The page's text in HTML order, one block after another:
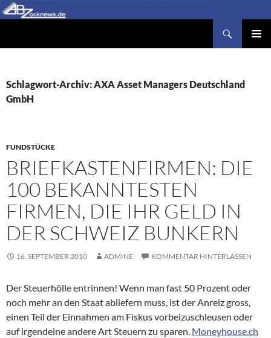
Zum
Inhalt
Schlagwort-Archiv: AXA Asset Managers Deutschland
GmbH
FUNDSTÜCKE
BRIEFKASTENFIRMEN: DIE
100 BEKANNTESTEN
FIRMEN, DIE IHR GELD IN
DER SCHWEIZ BUNKERN
16. SEPTEMBER 2010 ADMINE KOMMENTAR HINTERLASSEN
Der Steuerhölle entrinnen! Wenn man fast 50 Prozent oder
noch mehr an den Staat abliefern muss, ist der Anreiz gross,
einen Teil der Einnahmen am Fiskus vorbeizuschleusen oder
auf irgendeine andere Art Steuern zu sparen. Moneyhouse.ch